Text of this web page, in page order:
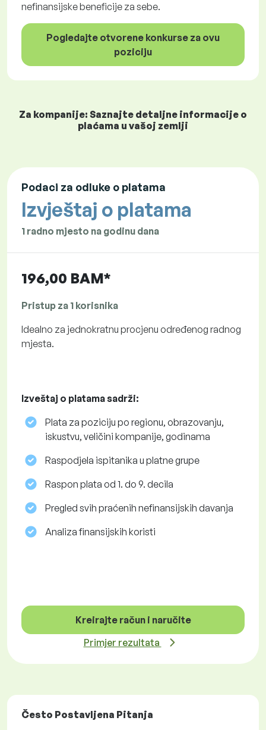
nefinansijske beneficije za sebe.
Pogledajte otvorene konkurse za ovu
poziciju
Za kompanije: Saznajte detaljne informacije o
plaćama u vašoj zemlji
Podaci za odluke o platama
Izvještaj o platama
1 radno mjesto na godinu dana
196,00 BAM*
Pristup za 1 korisnika
Idealno za jednokratnu procjenu određenog radnog
mjesta.
Izveštaj o platama sadrži:
Plata za poziciju po regionu, obrazovanju,
iskustvu, veličini kompanije, godinama
Raspodjela ispitanika u platne grupe
Raspon plata od 1. do 9. decila
Pregled svih praćenih nefinansijskih davanja
Analiza finansijskih koristi
Kreirajte račun i naručite
Primjer rezultata
Često Postavljena Pitanja